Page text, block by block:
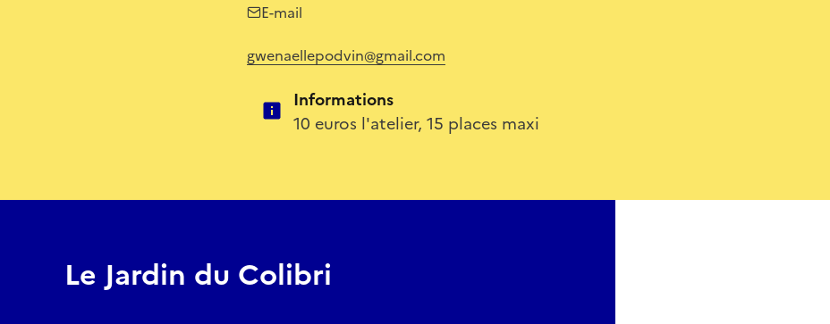
E-mail
gwenaellepodvin@gmail.com
Informations
10 euros l'atelier, 15 places maxi
Le Jardin du Colibri